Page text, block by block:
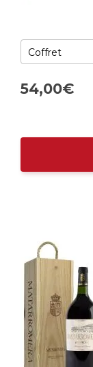
54,00€